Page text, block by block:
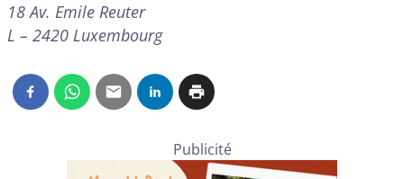
18 Av. Emile Reuter
L – 2420 Luxembourg
Publicité